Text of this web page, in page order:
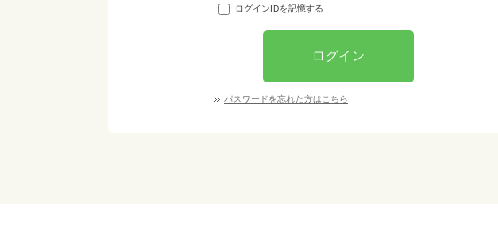
ログインIDを記憶する
ログイン
パスワードを忘れた方はこちら